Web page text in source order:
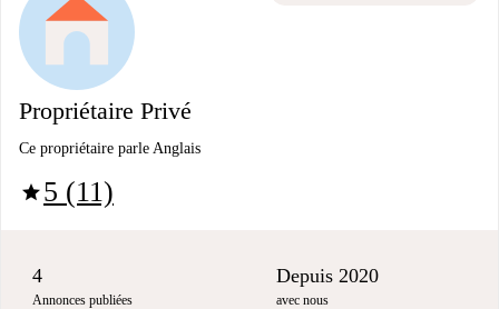
Propriétaire Privé
Ce propriétaire parle Anglais
star5 (11)
4
Annonces publiées
Depuis 2020
avec nous